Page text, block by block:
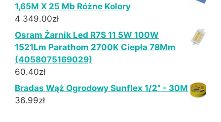
1,65M X 25 Mb Różne Kolory
4 349.00zł
Osram Żarnik Led R7S 11 5W 100W
1521Lm Parathom 2700K Ciepła 78Mm
(4058075169029)
60.40zł
Bradas Wąż Ogrodowy Sunflex 1/2" - 30M
36.99zł